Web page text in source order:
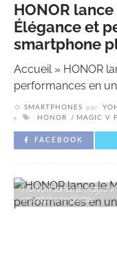
HONOR
Élégance et
smartphone
Accueil» HONOR
performances en
SMARTPHONES par
HONOR
MAGIC V
FACEBOOK
HONOR lance le Magic
smartphone pliable